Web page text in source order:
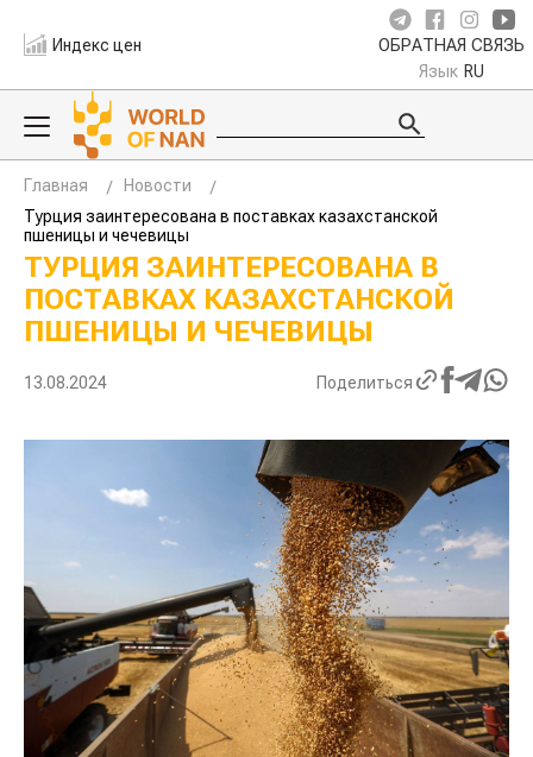
Индекс цен ОБРАТНАЯ СВЯЗЬ
Язык RU
Главная
Новости
Турция заинтересована в поставках казахстанской
пшеницы и чечевицы
ТУРЦИЯ ЗАИНТЕРЕСОВАНА В
ПОСТАВКАХ КАЗАХСТАНСКОЙ
ПШЕНИЦЫ И ЧЕЧЕВИЦЫ
13.08.2024 Поделиться